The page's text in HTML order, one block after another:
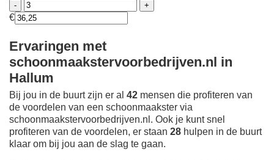
€
Ervaringen met
schoonmaakstervoorbedrijven.nl in
Hallum
Bij jou in de buurt zijn er al 42 mensen die profiteren van
de voordelen van een schoonmaakster via
schoonmaakstervoorbedrijven.nl. Ook je kunt snel
profiteren van de voordelen, er staan 28 hulpen in de buurt
klaar om bij jou aan de slag te gaan.